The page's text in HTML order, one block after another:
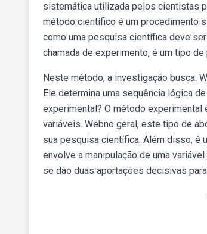
sistemática utilizada pelos cientistas
método científico é um procedimento
como uma pesquisa científica deve
chamada de experimento, é um tipo
Neste método, a investigação busca.
Ele determina uma sequência lógica
experimental? O método
variáveis. Webno geral, este tipo de
sua pesquisa científica. Além disso, é
envolve a manipulação de uma
se dão duas aportações decisivas